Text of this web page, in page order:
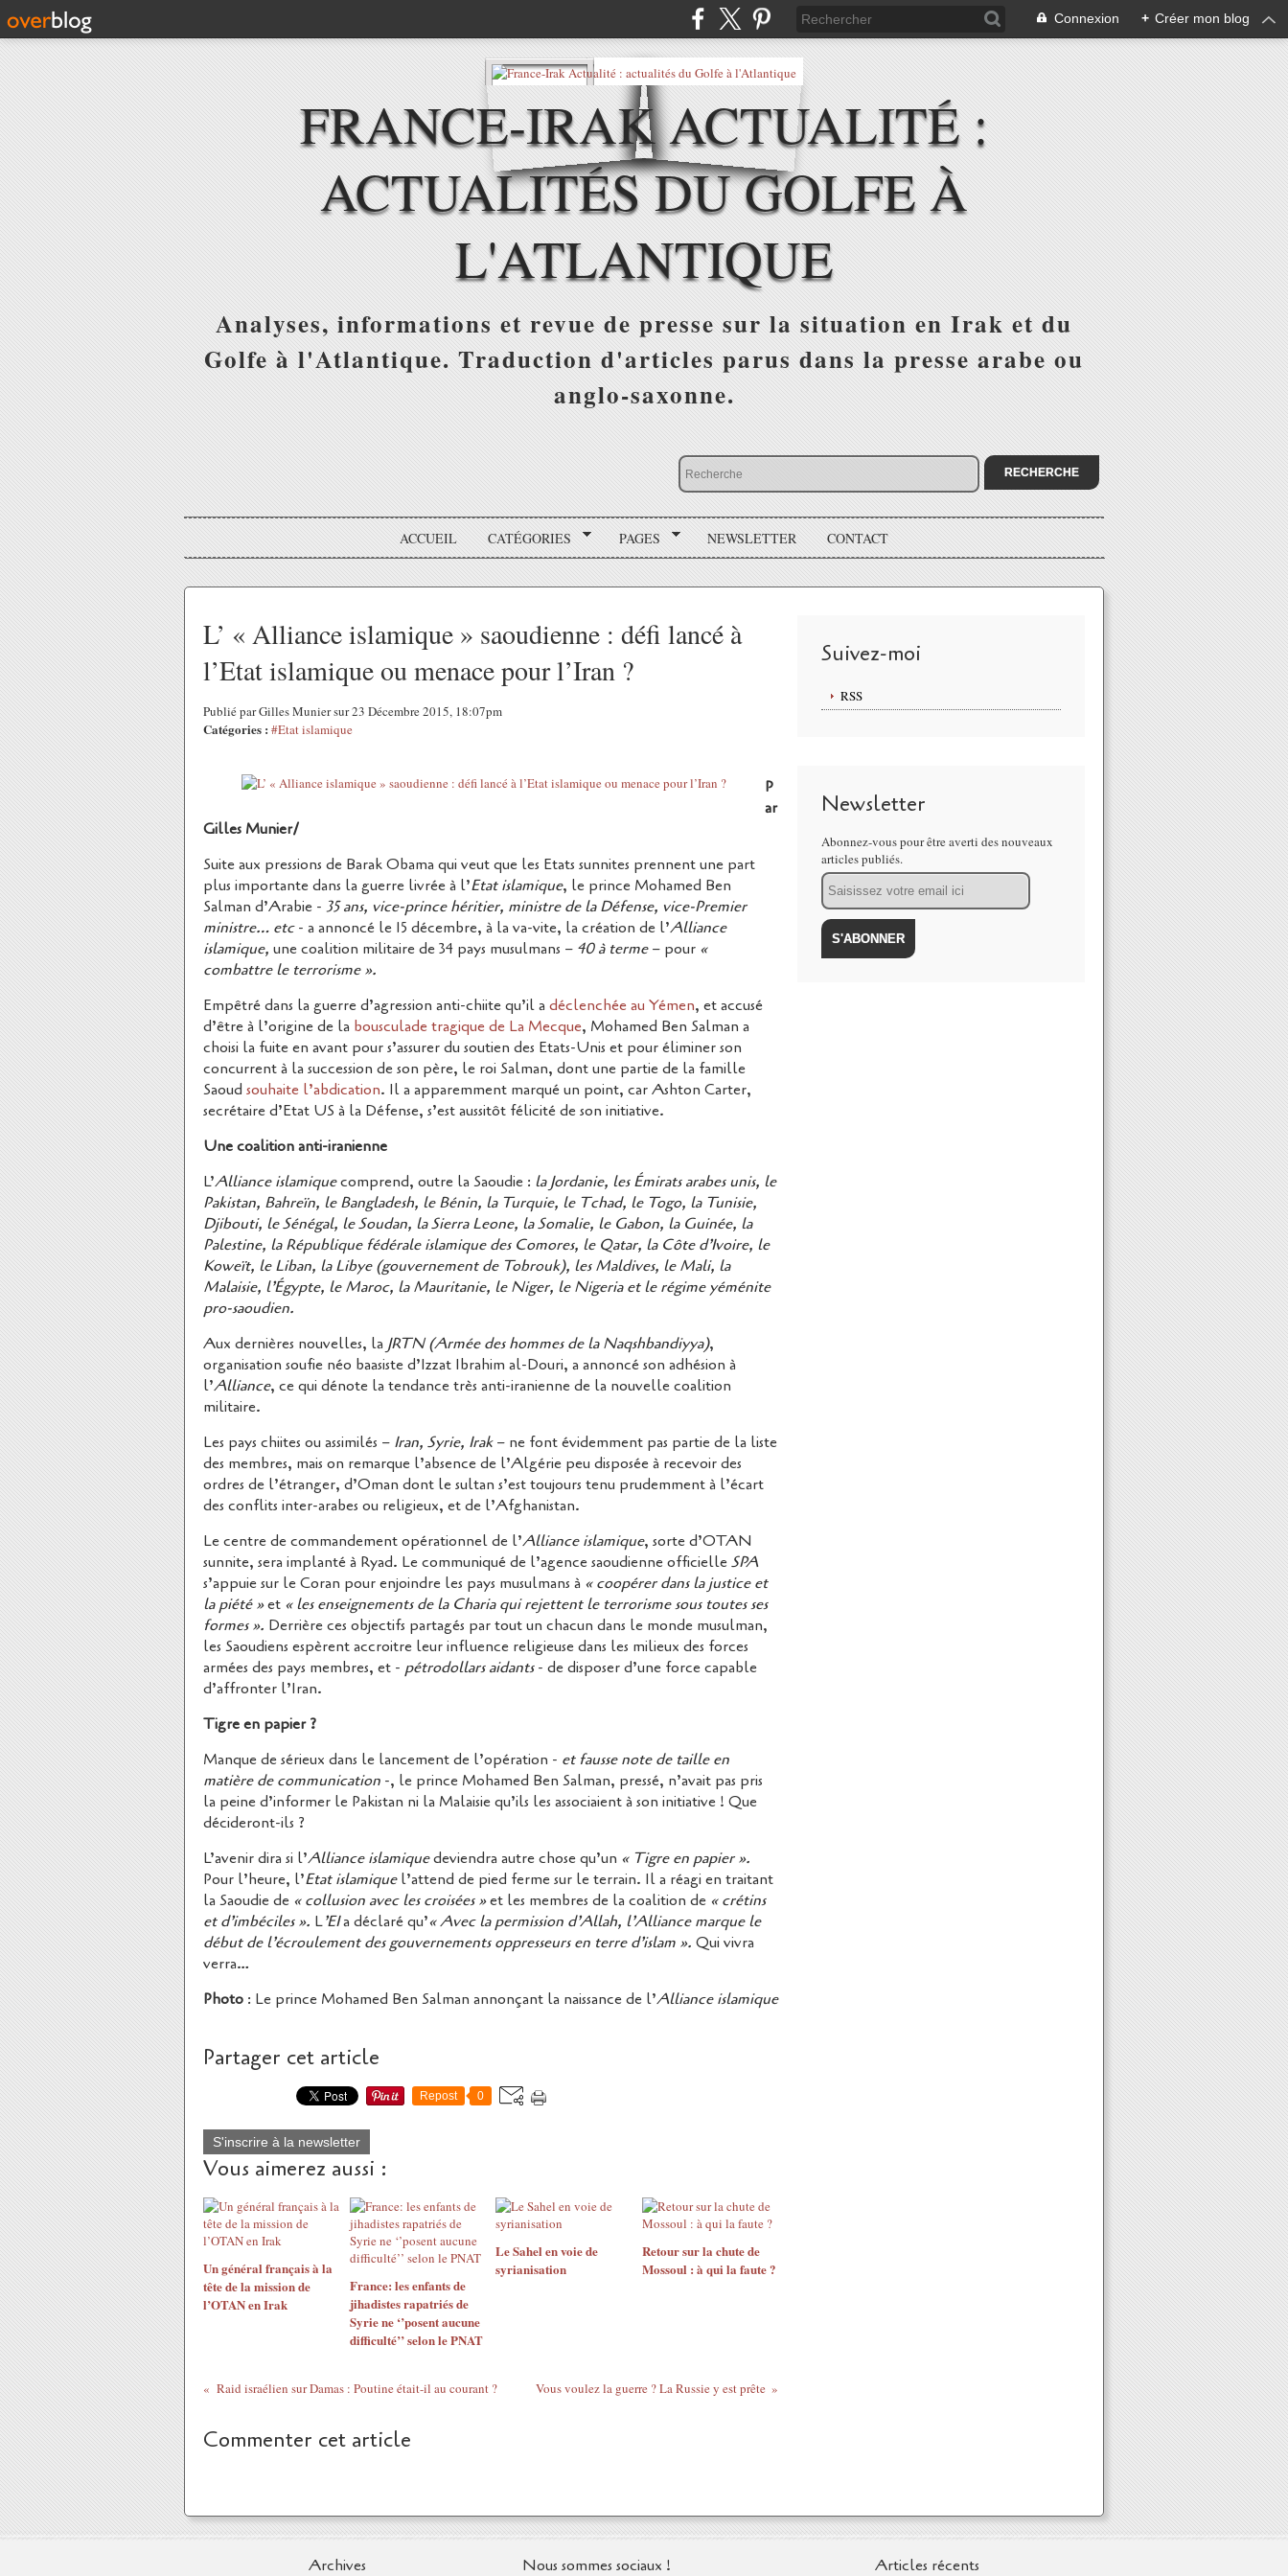
Connexion + Créer mon blog
FRANCE-IRAK ACTUALITÉ :
ACTUALITÉS DU GOLFE À
L'ATLANTIQUE
Analyses, informations et revue de presse sur la situation en Irak et du
Golfe à l'Atlantique. Traduction d'articles parus dans la presse arabe ou
anglo-saxonne.
ACCUEIL CATÉGORIES PAGES NEWSLETTER CONTACT
L’ « Alliance islamique » saoudienne : défi lancé à
l’Etat islamique ou menace pour l’Iran ?
Publié par Gilles Munier sur 23 Décembre 2015, 18:07pm
Catégories : #Etat islamique
P
ar
Gilles Munier/
Suite aux pressions de Barak Obama qui veut que les Etats sunnites prennent une part
plus importante dans la guerre livrée à l’Etat islamique, le prince Mohamed Ben
Salman d’Arabie - 35 ans, vice-prince héritier, ministre de la Défense, vice-Premier
ministre… etc- a annoncé le 15 décembre, à la va-vite, la création de l’Alliance
islamique, une coalition militaire de 34 pays musulmans – 40 à terme– pour «
combattre le terrorisme ».
Empêtré dans la guerre d’agression anti-chiite qu’il a déclenchée au Yémen, et accusé
d’être à l’origine de la bousculade tragique de La Mecque, Mohamed Ben Salman a
choisi la fuite en avant pour s’assurer du soutien des Etats-Unis et pour éliminer son
concurrent à la succession de son père, le roi Salman, dont une partie de la famille
Saoud souhaite l’abdication. Il a apparemment marqué un point, car Ashton Carter,
secrétaire d’Etat US à la Défense, s’est aussitôt félicité de son initiative.
Une coalition anti-iranienne
L’Alliance islamiquecomprend, outre la Saoudie : la Jordanie, les Émirats arabes unis, le
Pakistan, Bahreïn, le Bangladesh, le Bénin, la Turquie, le Tchad, le Togo, la Tunisie,
Djibouti, le Sénégal, le Soudan, la Sierra Leone, la Somalie, le Gabon, la Guinée, la
Palestine, la République fédérale islamique des Comores, le Qatar, la Côte d’Ivoire, le
Koweït, le Liban, la Libye (gouvernement de Tobrouk), les Maldives, le Mali, la
Malaisie, l’Égypte, le Maroc, la Mauritanie, le Niger, le Nigeria et le régime yéménite
pro-saoudien.
Aux dernières nouvelles, la JRTN (Armée des hommes de la Naqshbandiyya),
organisation soufie néo baasiste d’Izzat Ibrahim al-Douri, a annoncé son adhésion à
l’Alliance, ce qui dénote la tendance très anti-iranienne de la nouvelle coalition
militaire.
Les pays chiites ou assimilés – Iran, Syrie, Irak– ne font évidemment pas partie de la liste
des membres, mais on remarque l’absence de l’Algérie peu disposée à recevoir des
ordres de l’étranger, d’Oman dont le sultan s’est toujours tenu prudemment à l’écart
des conflits inter-arabes ou religieux, et de l’Afghanistan.
Le centre de commandement opérationnel de l’Alliance islamique, sorte d’OTAN
sunnite, sera implanté à Ryad. Le communiqué de l’agence saoudienne officielleSPA
s’appuie sur le Coran pour enjoindre les pays musulmans à « coopérer dans la justice et
la piété »et « les enseignements de la Charia qui rejettent le terrorisme sous toutes ses
formes ». Derrière ces objectifs partagés par tout un chacun dans le monde musulman,
les Saoudiens espèrent accroitre leur influence religieuse dans les milieux des forces
armées des pays membres, et - pétrodollars aidants- de disposer d’une force capable
d’affronter l’Iran.
Tigre en papier ?
Manque de sérieux dans le lancement de l’opération - et fausse note de taille en
matière de communication -, le prince Mohamed Ben Salman, pressé, n’avait pas pris
la peine d’informer le Pakistan ni la Malaisie qu’ils les associaient à son initiative ! Que
décideront-ils ?
L’avenir dira si l’Alliance islamiquedeviendra autre chose qu’un « Tigre en papier ».
Pour l’heure, l’Etat islamiquel’attend de pied ferme sur le terrain. Il a réagi en traitant
la Saoudie de « collusion avec les croisées »et les membres de la coalition de « crétins
et d’imbéciles ». L’EIa déclaré qu’« Avec la permission d’Allah, l’Alliance marque le
début de l’écroulement des gouvernements oppresseurs en terre d’islam ». Qui vivra
verra…
Photo : Le prince Mohamed Ben Salman annonçant la naissance de l’Alliance islamique
Partager cet article
Repost 0
S'inscrire à la newsletter
Vous aimerez aussi :
Un général français à la
tête de la mission de
l’OTAN en Irak
France: les enfants de
jihadistes rapatriés de
Syrie ne ‘’posent aucune
difficulté’’ selon le PNAT
Le Sahel en voie de
syrianisation
Retour sur la chute de
Mossoul : à qui la faute ?
Raid israélien sur Damas : Poutine était-il au courant ? Vous voulez la guerre ? La Russie y est prête
Commenter cet article
Suivez-moi
RSS
Newsletter
Abonnez-vous pour être averti des nouveaux
articles publiés.
Email
Archives Nous sommes sociaux ! Articles récents